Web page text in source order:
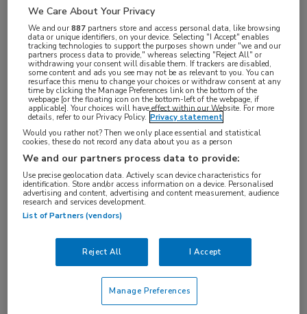
Log hier in om volledige
toegang te krijgen.
Login ofAccount maken
Vakgebieden:
Neurologie
Aandachtsgebieden:
Multipele Sclerose
Tags:
kwaliteit van leven,vermoeidheid
We Care About Your Privacy
We and our887 partners store and access personal data, like browsing
data or unique identifiers, on your device. Selecting "I Accept" enables
tracking technologies to support the purposes shown under "we and our
partners process data to provide," whereas selecting "Reject All" or
withdrawing your consent will disable them. If trackers are disabled,
some content and ads you see may not be as relevant to you. You can
resurface this menu to change your choices or withdraw consent at any
time by clicking the Manage Preferences link on the bottom of the
webpage [or the floating icon on the bottom-left of the webpage, if
applicable]. Your choices will have effect within our Website. For more
details, refer to our Privacy Policy. Privacy statement
Would you rather not? Then we only place essential and statistical
cookies, these do not record any data about you as a person
We and our partners process data to provide:
Use precise geolocation data. Actively scan device characteristics for
identification. Store and/or access information on a device. Personalised
advertising and content, advertising and content measurement, audience
research and services development.
List of Partners (vendors)
Reject All I Accept
Manage Preferences